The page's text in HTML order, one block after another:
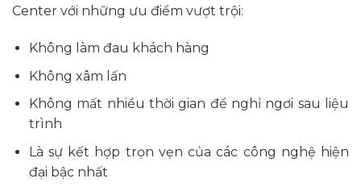
Center với những ưu điểm vượt trội:
Không làm đau khách hàng
Không xâm lấn
Không mất nhiều thời gian để nghỉ ngơi sau liệu
trình
Là sự kết hợp trọn vẹn của các công nghệ hiện
đại bậc nhất